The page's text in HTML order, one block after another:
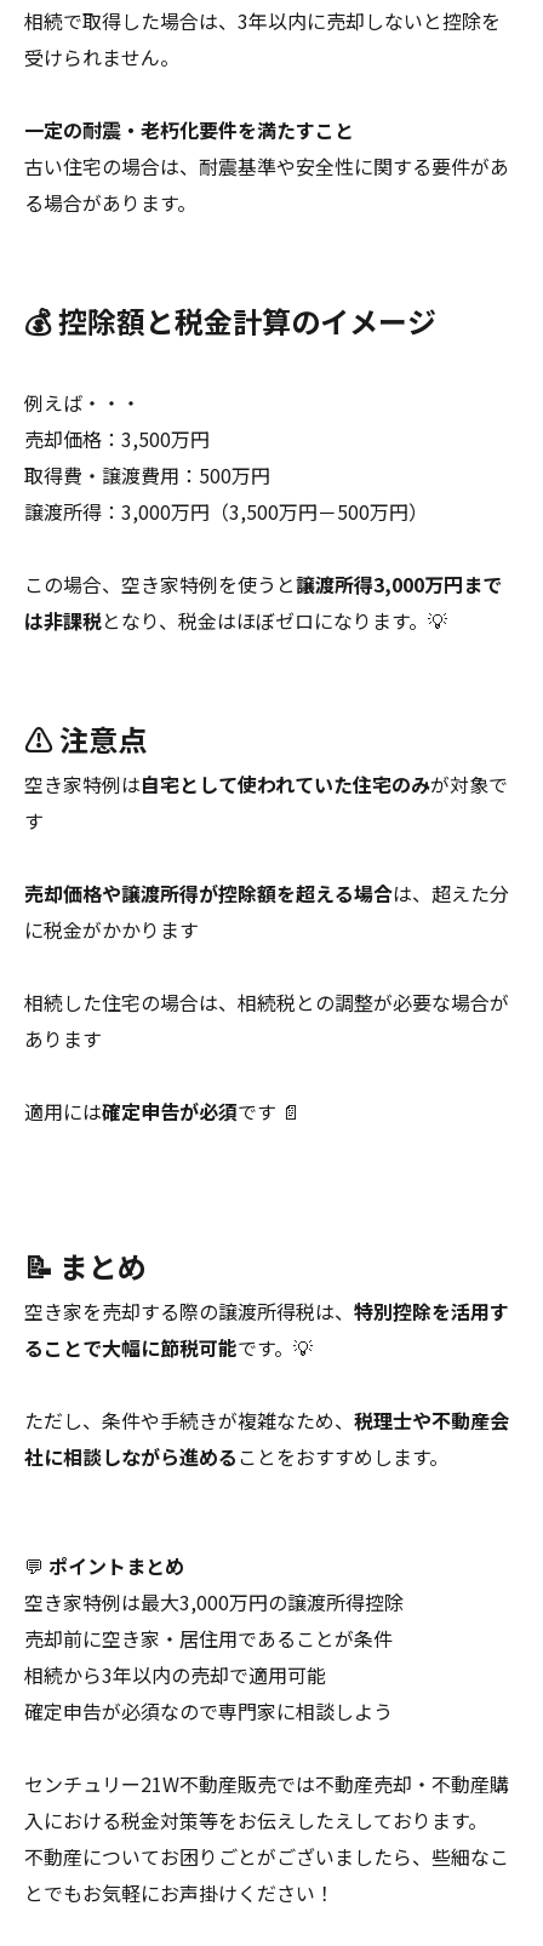
相続で取得した場合は、3年以内に売却しないと控除を
受けられません。
一定の耐震・老朽化要件を満たすこと
古い住宅の場合は、耐震基準や安全性に関する要件があ
る場合があります。
💰 控除額と税金計算のイメージ
例えば・・・
売却価格：3,500万円
取得費・譲渡費用：500万円
譲渡所得：3,000万円（3,500万円－500万円）
この場合、空き家特例を使うと譲渡所得3,000万円まで
は非課税となり、税金はほぼゼロになります。💡
⚠️ 注意点
空き家特例は自宅として使われていた住宅のみが対象で
す
売却価格や譲渡所得が控除額を超える場合は、超えた分
に税金がかかります
相続した住宅の場合は、相続税との調整が必要な場合が
あります
適用には確定申告が必須です 📄
📝 まとめ
空き家を売却する際の譲渡所得税は、 特別控除を活用す
ることで大幅に節税可能です。💡
ただし、条件や手続きが複雑なため、 税理士や不動産会
社に相談しながら進めることをおすすめします。
💬 ポイントまとめ
空き家特例は最大3,000万円の譲渡所得控除
売却前に空き家・居住用であることが条件
相続から3年以内の売却で適用可能
確定申告が必須なので専門家に相談しよう
センチュリー21W不動産販売では不動産売却・不動産購
入における税金対策等をお伝えしたえしております。
不動産についてお困りごとがございましたら、些細なこ
とでもお気軽にお声掛けください！